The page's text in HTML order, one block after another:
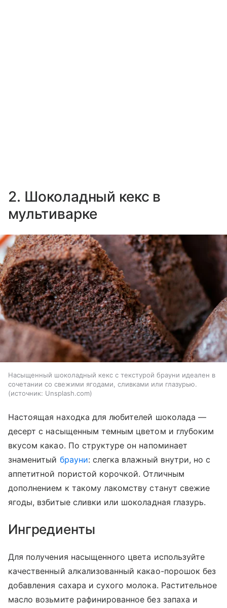
2. Шоколадный кекс в
мультиварке
Насыщенный шоколадный кекс с текстурой брауни идеален в
сочетании со свежими ягодами, сливками или глазурью.
источник: Unsplash.com
Настоящая находка для любителей шоколада —
десерт с насыщенным темным цветом и глубоким
вкусом какао. По структуре он напоминает
знаменитый брауни: слегка влажный внутри, но с
аппетитной пористой корочкой. Отличным
дополнением к такому лакомству станут свежие
ягоды, взбитые сливки или шоколадная глазурь.
Ингредиенты
Для получения насыщенного цвета используйте
качественный алкализованный какао-порошок без
добавления сахара и сухого молока. Растительное
масло возьмите рафинированное без запаха и